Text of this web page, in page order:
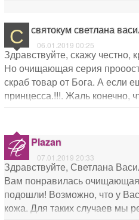
Всего Вам самого доброго и
С святокум светлана
06.01.2019 00:25
Здравствуйте, скажу
Но очищающая серия
скраб товар от Бога. А если
принцесса.!!!. Жаль конечно,
e-mail:
позицируют себя, как
них нет ни адреса ни
Plazan
07.01.2019 20:33
Здравствуйте, Светлана
Вам понравилась
подошли! Возможно, что у
кожа. Для таких случаев мы